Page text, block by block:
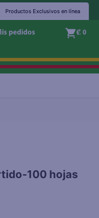
Productos Exclusivos en línea
pedidos ₡ 0
100 hojas